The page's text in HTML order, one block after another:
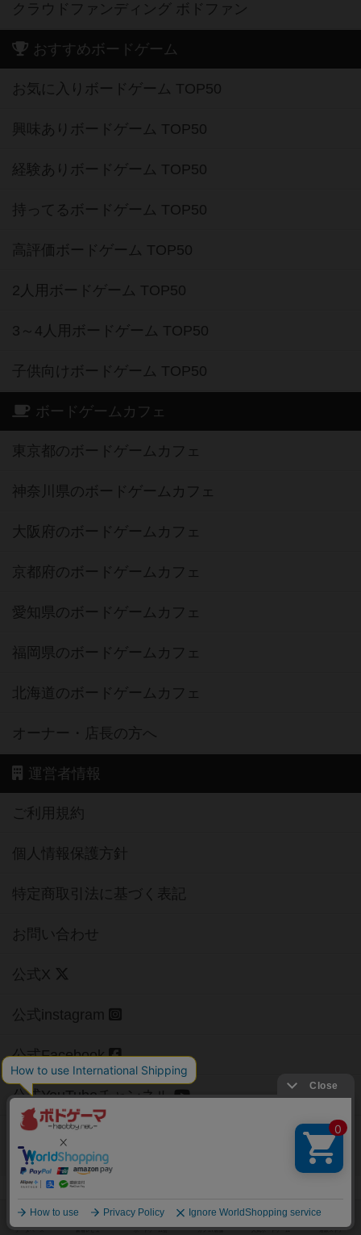
クラウドファンディング ボドファン
おすすめボードゲーム
お気に入りボードゲーム TOP50
興味ありボードゲーム TOP50
経験ありボードゲーム TOP50
持ってるボードゲーム TOP50
高評価ボードゲーム TOP50
2人用ボードゲーム TOP50
3～4人用ボードゲーム TOP50
子供向けボードゲーム TOP50
ボードゲームカフェ
東京都のボードゲームカフェ
神奈川県のボードゲームカフェ
大阪府のボードゲームカフェ
京都府のボードゲームカフェ
愛知県のボードゲームカフェ
福岡県のボードゲームカフェ
北海道のボードゲームカフェ
オーナー・店長の方へ
運営者情報
ご利用規約
個人情報保護方針
特定商取引法に基づく表記
お問い合わせ
公式X
公式instagram
公式Facebook
公式YouTubeチャンネル